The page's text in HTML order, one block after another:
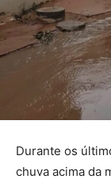
Durante os
chuva acima da